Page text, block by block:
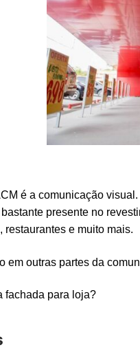
é a comunicação
presente no
e muito mais.
em outras partes da
fachada para loja?